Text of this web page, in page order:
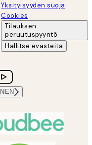
Yksityisyyden suoja
Cookies
Tilauksen
peruutuspyyntö
Hallitse evästeitä